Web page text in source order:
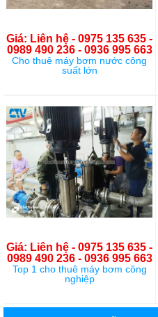
Giá: Liên hệ - 0975 135 635 -
0989 490 236 - 0936 995 663
Cho thuê máy bơm nước công
suất lớn
Giá: Liên hệ - 0975 135 635 -
0989 490 236 - 0936 995 663
Top 1 cho thuê máy bơm công
nghiệp